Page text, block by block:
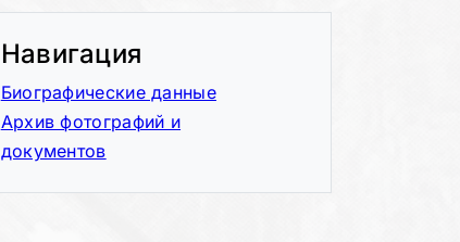
Навигация
Биографические данные
Архив фотографий и
документов